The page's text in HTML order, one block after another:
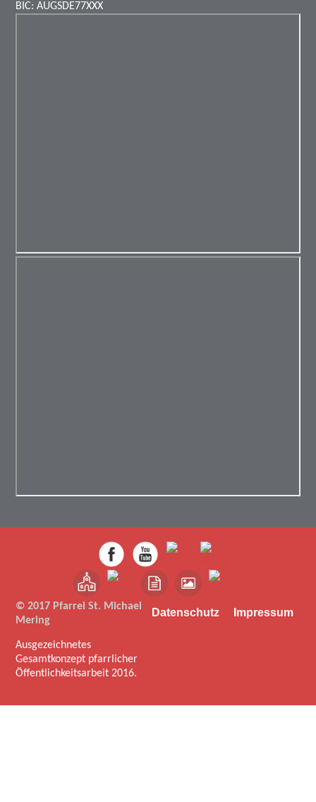
BIC: AUGSDE77XXX
© 2017 Pfarrei St. Michael
Mering
Ausgezeichnetes
Gesamtkonzept pfarrlicher
Öffentlichkeitsarbeit 2016.
Datenschutz Impressum